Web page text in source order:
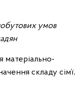
умов
матеріально-
складу сім’ї,